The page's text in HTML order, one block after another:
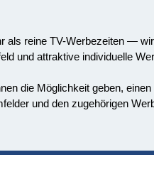
als reine TV-Werbezeiten —
und attraktive individuelle
die Möglichkeit geben, einen
und den zugehörigen